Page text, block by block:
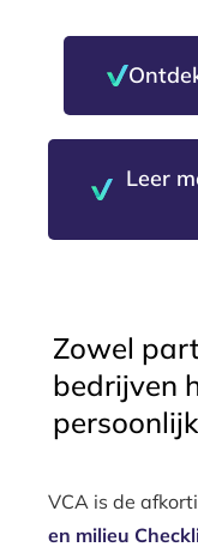
Leer
Zowel
bedrijven
VCA is de
en milieu